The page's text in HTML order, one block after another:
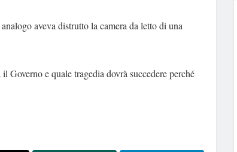
aveva distrutto la camera da letto di una
Governo e quale tragedia dovrà succedere perché